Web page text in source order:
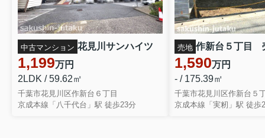
中古マンション 花見川サンハイツ
1,199万円
2LDK / 59.62㎡
千葉市花見川区作新台６丁目
京成本線「八千代台」駅 徒歩23分
売地 作新台５丁目
1,590万円
- / 175.39㎡
千葉市花見川区作新台５
京成本線「実籾」駅 徒歩